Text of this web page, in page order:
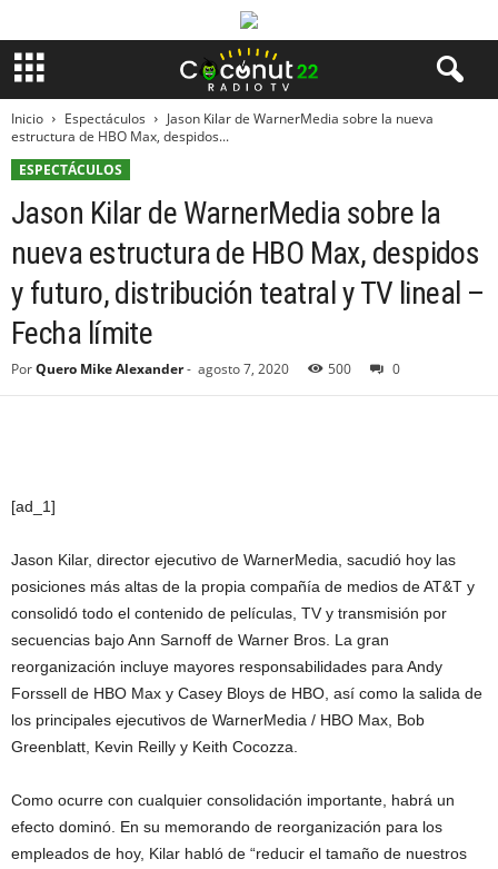
Inicio Espectáculos
Jason Kilar de WarnerMedia sobre la nueva
estructura de HBO Max, despidos...
ESPECTÁCULOS
Jason Kilar de WarnerMedia sobre la
nueva estructura de HBO Max, despidos
y futuro, distribución teatral y TV lineal –
Fecha límite
PorQuero Mike Alexander- agosto 7, 2020 500 0
[ad_1]
Jason Kilar, director ejecutivo de WarnerMedia, sacudió hoy las
posiciones más altas de la propia compañía de medios de AT&T y
consolidó todo el contenido de películas, TV y transmisión por
secuencias bajo Ann Sarnoff de Warner Bros. La gran
reorganización incluye mayores responsabilidades para Andy
Forssell de HBO Max y Casey Bloys de HBO, así como la salida de
los principales ejecutivos de WarnerMedia / HBO Max, Bob
Greenblatt, Kevin Reilly y Keith Cocozza.
Como ocurre con cualquier consolidación importante, habrá un
efecto dominó. En su memorando de reorganización para los
empleados de hoy, Kilar habló de “reducir el tamaño de nuestros